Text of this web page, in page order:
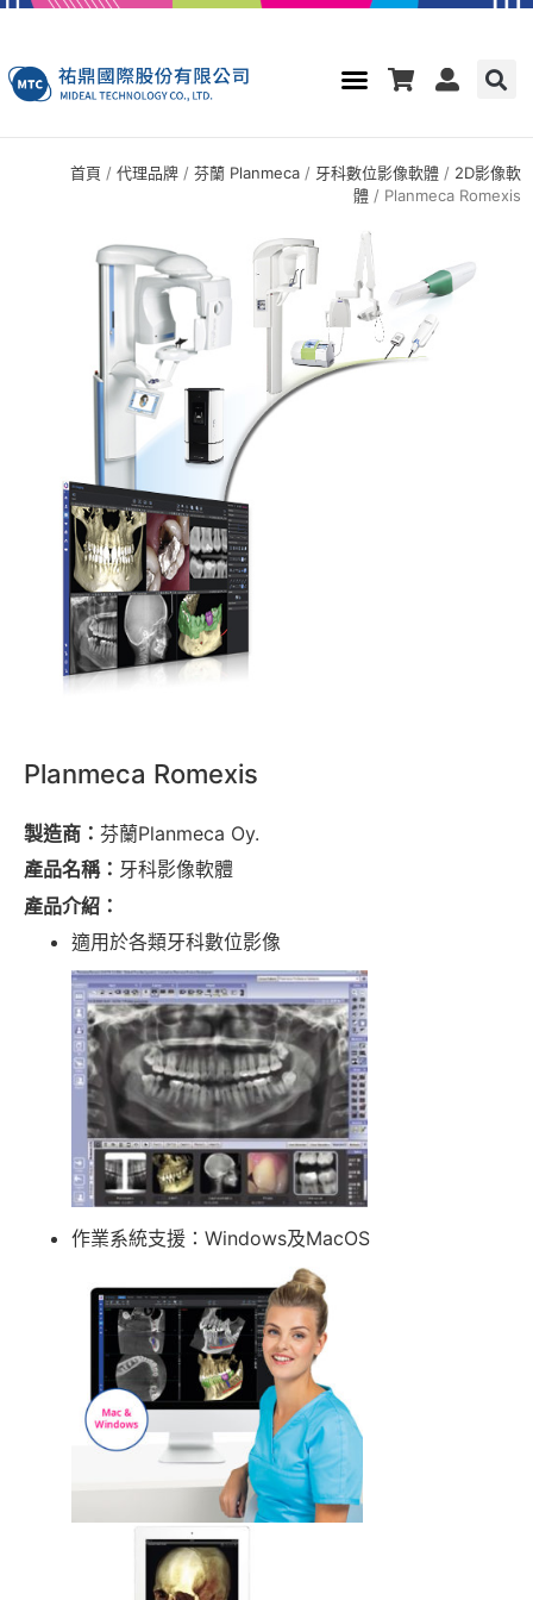
首頁 / 代理品牌 / 芬蘭 Planmeca / 牙科數位影像軟體 / 2D影像軟
體 / Planmeca Romexis
Planmeca Romexis
製造商： 芬蘭Planmeca Oy.
產品名稱： 牙科影像軟體
產品介紹：
適用於各類牙科數位影像
作業系統支援：Windows及MacOS